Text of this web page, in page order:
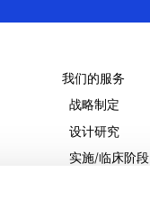
我们的服务
战略制定
设计研究
实施/临床阶段